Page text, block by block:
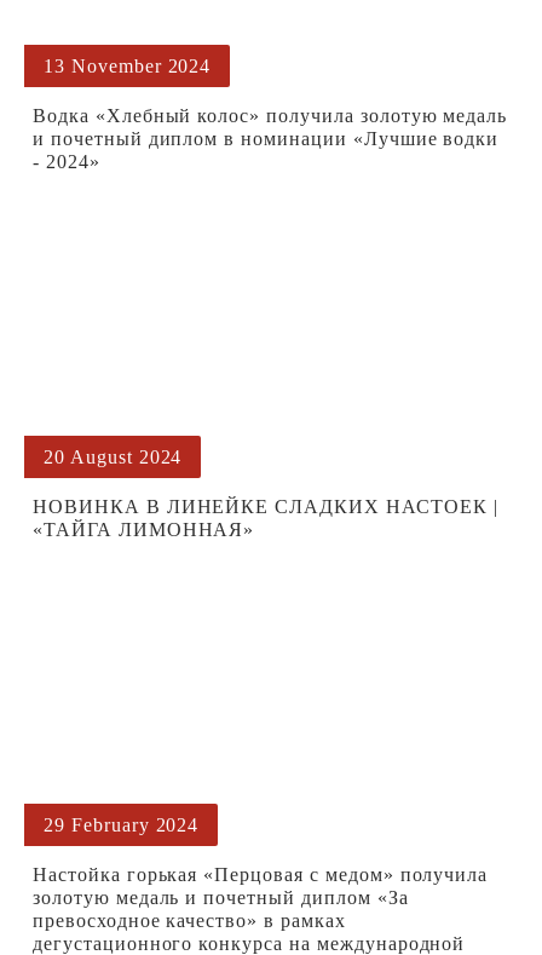
13 November 2024
Водка «Хлебный колос» получила золотую медаль
и почетный диплом в номинации «Лучшие водки
- 2024»
20 August 2024
НОВИНКА В ЛИНЕЙКЕ СЛАДКИХ НАСТОЕК |
«ТАЙГА ЛИМОННАЯ»
29 February 2024
Настойка горькая «Перцовая с медом» получила
золотую медаль и почетный диплом «За
превосходное качество» в рамках
дегустационного конкурса на международной